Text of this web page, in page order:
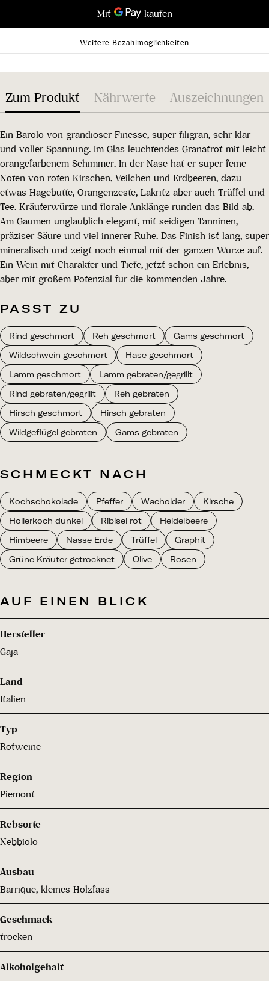
Weitere Bezahlmöglichkeiten
Zum Produkt Nährwerte Auszeichnungen
Ein Barolo von grandioser Finesse, super filigran, sehr klar
und voller Spannung. Im Glas leuchtendes Granatrot mit leicht
orangefarbenem Schimmer. In der Nase hat er super feine
Noten von roten Kirschen, Veilchen und Erdbeeren, dazu
etwas Hagebutte, Orangenzeste, Lakritz aber auch Trüffel und
Tee. Kräuterwürze und florale Anklänge runden das Bild ab.
Am Gaumen unglaublich elegant, mit seidigen Tanninen,
präziser Säure und viel innerer Ruhe. Das Finish ist lang, super
mineralisch und zeigt noch einmal mit der ganzen Würze auf.
Ein Wein mit Charakter und Tiefe, jetzt schon ein Erlebnis,
aber mit großem Potenzial für die kommenden Jahre.
PASST ZU
Rind geschmort Reh geschmort
Gams geschmort
Wildschwein geschmort
Hase geschmort
Lamm geschmort
Lamm gebraten/gegrillt
Rind gebraten/gegrillt
Reh gebraten
Hirsch geschmort
Hirsch gebraten
Wildgeflügel gebraten
Gams gebraten
SCHMECKT NACH
Kochschokolade Pfeffer Wacholder
Kirsche
Hollerkoch dunkel
Ribisel rot
Heidelbeere
Himbeere
Nasse Erde Trüffel
Graphit
Grüne Kräuter getrocknet
Olive Rosen
AUF EINEN BLICK
Hersteller
Gaja
Land
Italien
Typ
Rotweine
Region
Piemont
Rebsorte
Nebbiolo
Ausbau
Barrique, kleines Holzfass
Geschmack
trocken
Alkoholgehalt